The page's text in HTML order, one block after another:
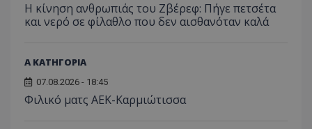
Η κίνηση ανθρωπιάς του Ζβέρεφ: Πήγε πετσέτα
και νερό σε φίλαθλο που δεν αισθανόταν καλά
Α ΚΑΤΗΓΟΡΙΑ
07.08.2026 - 18:45
Φιλικό ματς ΑΕΚ-Καρμιώτισσα